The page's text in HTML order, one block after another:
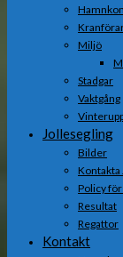
Miljö
Stadgar
Vaktgång
Jollesegling
Bilder
Kontakta
Policy
Resultat
Regattor
Kontakt